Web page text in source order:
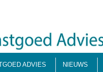
ADVIES NIEUWS